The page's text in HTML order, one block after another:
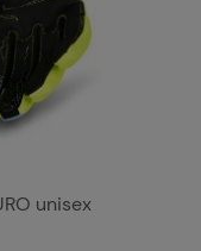
unisex